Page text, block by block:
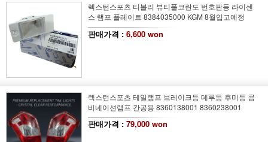
렉스턴스포츠 티볼리 뷰티풀코란도 번호판등 라이센
스 램프 플레이트 8384035000 KGM 8월입고예정
판매가격 : 6,600 won
렉스턴스포츠 테일램프 브레이크등 데루등 후미등 콤
비네이션램프 칸공용 8360138001 8360238001
판매가격 : 79,000 won